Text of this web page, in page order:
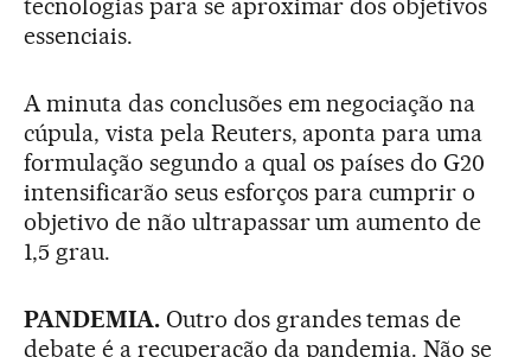
tecnologias para se aproximar dos objetivos
essenciais.
A minuta das conclusões em negociação na
cúpula, vista pela Reuters, aponta para uma
formulação segundo a qual os países do G20
intensificarão seus esforços para cumprir o
objetivo de não ultrapassar um aumento de
1,5 grau.
PANDEMIA.Outro dos grandes temas de
debate é a recuperação da pandemia. Não se